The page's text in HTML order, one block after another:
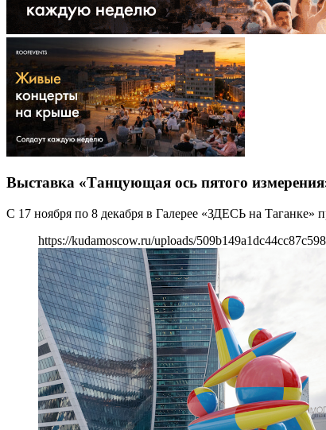
Выставка «Танцующая ось пятого
С 17 ноября по 8 декабря в Галерее «ЗДЕСЬ на Таганке»
https://kudamoscow.ru/uploads/